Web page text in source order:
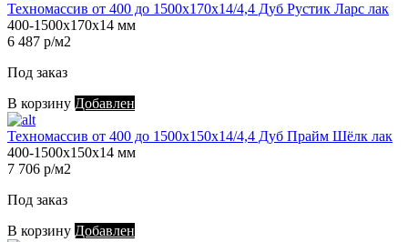
Техномассив от 400 до 1500х170х14/4,4 Дуб Рустик Ларс лак
400-1500х170х14 мм
6 487 р/м2
Под заказ
В корзину Добавлен
Техномассив от 400 до 1500х150х14/4,4 Дуб Прайм Шёлк лак
400-1500х150х14 мм
7 706 р/м2
Под заказ
В корзину Добавлен